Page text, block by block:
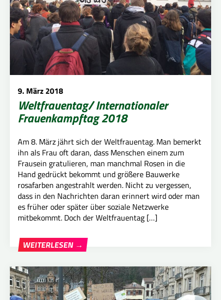
9. März 2018
Weltfrauentag/ Internationaler
Frauenkampftag 2018
Am 8. März jährt sich der Weltfrauentag. Man bemerkt
ihn als Frau oft daran, dass Menschen einem zum
Frausein gratulieren, man manchmal Rosen in die
Hand gedrückt bekommt und größere Bauwerke
rosafarben angestrahlt werden. Nicht zu vergessen,
dass in den Nachrichten daran erinnert wird oder man
es früher oder später über soziale Netzwerke
mitbekommt. Doch der Weltfrauentag […]
WEITERLESEN →